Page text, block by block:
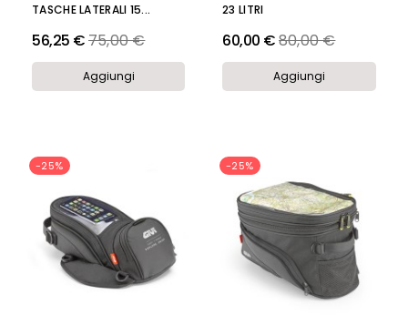
TASCHE LATERALI 15...
56,25 €Prezzo
75,00 €
Aggiungi
23 LITRI
60,00 €Prezzo
80,00 €
Aggiungi
-25% -25%